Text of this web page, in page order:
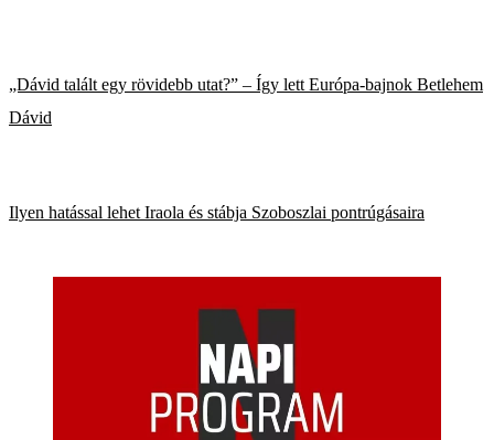
„Dávid talált egy rövidebb utat?” – Így lett Európa-bajnok Betlehem
Dávid
Ilyen hatással lehet Iraola és stábja Szoboszlai pontrúgásaira